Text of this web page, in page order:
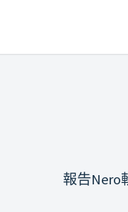
報告Nero